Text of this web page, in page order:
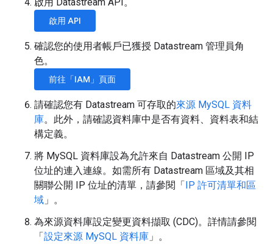
啟用 API
確認您的使用者帳戶已獲授 Datastream 管理員角
色。
前往「IAM」頁面
請確認您有 Datastream 可存取的來源 MySQL 資料
庫。此外，請確認資料庫中是否有資料、資料表和結
構定義。
將 MySQL 資料庫設為允許來自 Datastream 公開 IP
位址的連入連線。如需所有 Datastream 區域及其相
關聯公開 IP 位址的清單，請參閱「
IP 許可清單和區
域 」。
為來源資料庫設定變更資料擷取 (CDC)。詳情請參閱
「 設定來源 MySQL 資料庫 」。